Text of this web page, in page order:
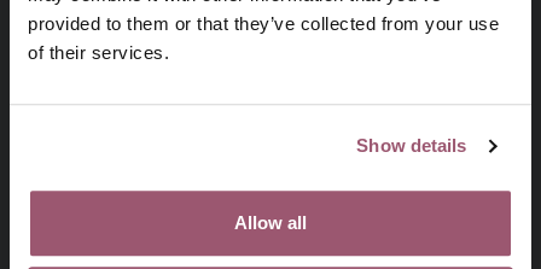
provided to them or that they’ve collected from your use
of their services.
Show details
Allow all
och pojkar ska ha samma makt att forma samhället och sina